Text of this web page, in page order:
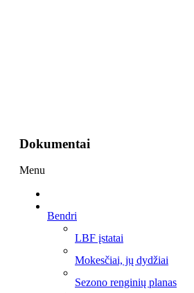
Dokumentai
Menu
Bendri
LBF įstatai
Mokesčiai, jų dydžiai
Sezono renginių planas